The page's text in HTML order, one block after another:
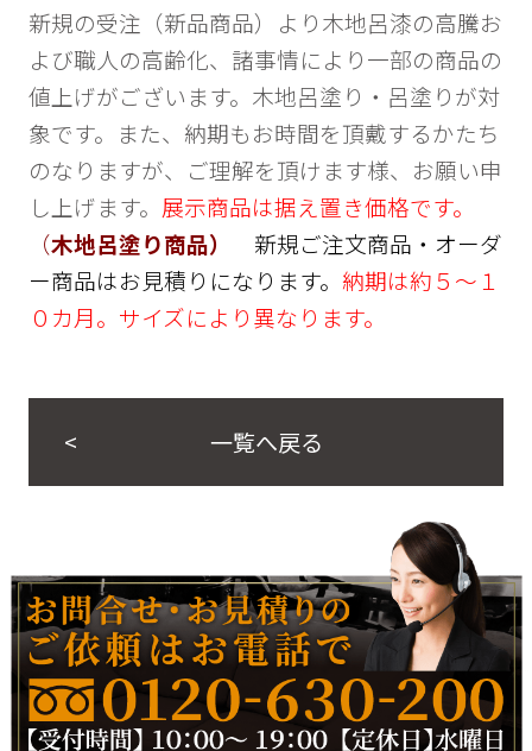
新規の受注（新品商品）より木地呂漆の高騰お
よび職人の高齢化、諸事情により一部の商品の
値上げがございます。木地呂塗り・呂塗りが対
象です。また、納期もお時間を頂戴するかたち
のなりますが、ご理解を頂けます様、お願い申
し上げます。 展示商品は据え置き価格です。
（木地呂塗り商品）
新規ご注文商品・オーダ
ー商品はお見積りになります。 納期は約５～１
０カ月。サイズにより異なります。
一覧へ戻る